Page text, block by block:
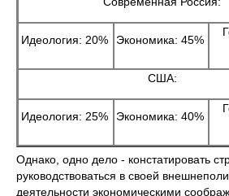
Идеология: 20% Экономика: 45%
США:
Идеология: 25% Экономика: 40%
Однако, одно дело - констатировать
руководствоваться в своей
деятельности экономическими